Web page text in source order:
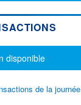
disponible
de la journée